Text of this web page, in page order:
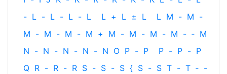
- L - L - L - L L + L ± L L M - M -
M - M - M - M + M - M - M - M - ‐ M
N - N - N - N - N O P - P P - P - P
Q R - R - R S - S - S { S - S T - T ‐ -